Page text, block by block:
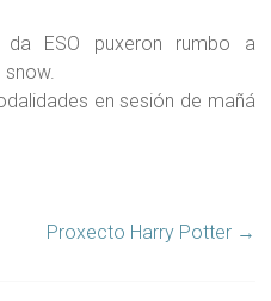
ESO puxeron rumbo a
snow.
en sesión de mañá
Proxecto Harry Potter →